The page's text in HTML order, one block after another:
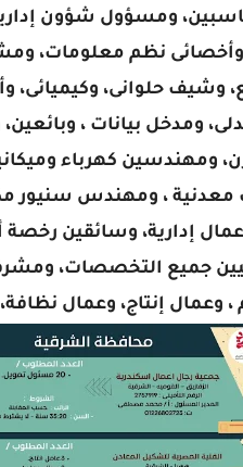
نظم معلومات،
حلوانى، وكيميائى،
ومدخل بيانات ،
ومهندسين كهرباء
، ومهندس سنيور
إدارية، وسائقين رخصة
جميع التخصصات،
، وعمال إنتاج، وعمال